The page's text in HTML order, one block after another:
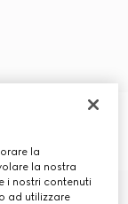
la
la nostra
i nostri contenuti
ad utilizzare